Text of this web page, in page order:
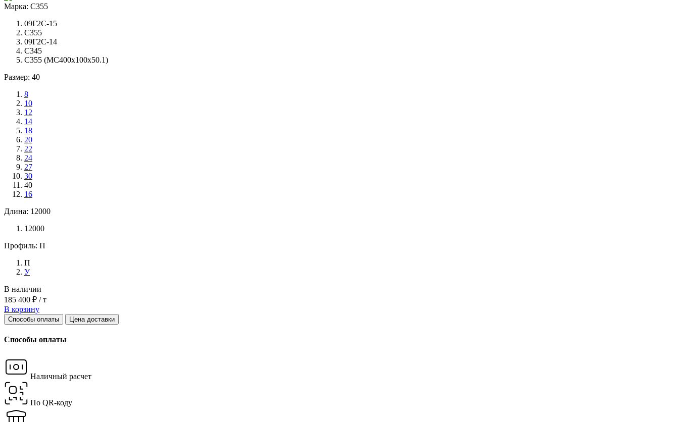
Марка: С355
09Г2С-15
С355
09Г2С-14
С345
С355 (МС400x100x50.1)
Размер: 40
8
10
12
14
18
20
22
24
27
30
40
16
Длина: 12000
12000
Профиль: П
П
У
В наличии
185 400 ₽ / т
В корзину
Способы оплаты Цена доставки
Способы оплаты
Наличный расчет
По QR-коду